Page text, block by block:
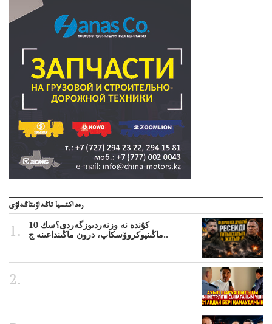
رەداكتسيا تاڭداۋىتاڭداۋى
10 كۇندە نە وزنەردىوزگەردى؟سك
ماڭىنپوكروۆسكاپ، درون ماڭىنداعىنە ج..